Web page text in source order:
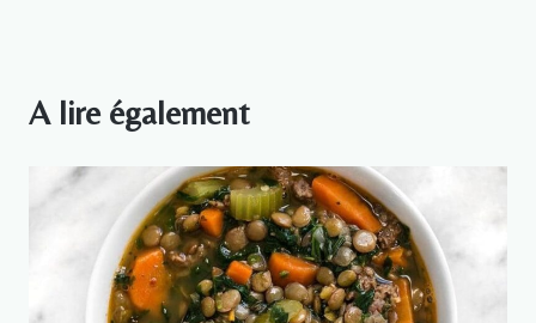
A lire également